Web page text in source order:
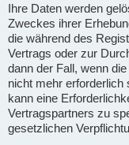
Ihre Daten werden
Zweckes ihrer
die während des
Vertrags oder zur
dann der Fall, wenn
nicht mehr erforderlich
kann eine
Vertragspartners zu
gesetzlichen